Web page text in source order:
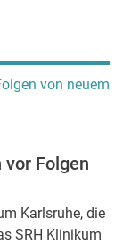
von neuem
Folgen
Karlsruhe, die
SRH Klinikum